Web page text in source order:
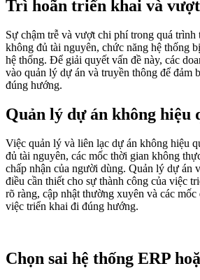
Trì hoãn triển khai và
Sự chậm trễ và vượt chi phí trong quá trình
không đủ tài nguyên, chức năng hệ thống
hệ thống. Để giải quyết vấn đề này, các
vào quản lý dự án và truyền thông để đảm
đúng hướng.
Quản lý dự án không hiệu
Việc quản lý và liên lạc dự án không hiệu
đủ tài nguyên, các mốc thời gian không
chấp nhận của người dùng. Quản lý dự án
điều cần thiết cho sự thành công của việc
rõ ràng, cập nhật thường xuyên và các
việc triển khai đi đúng hướng.
Chọn sai hệ thống ERP